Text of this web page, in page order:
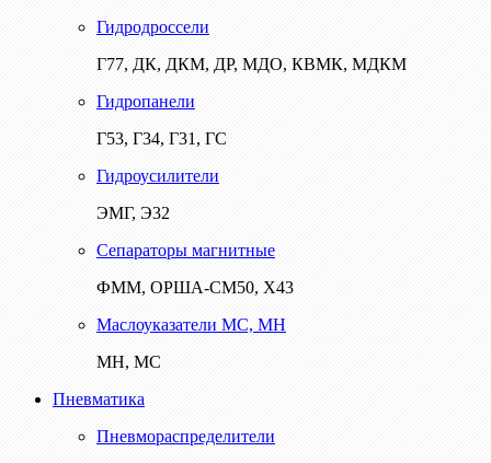
Гидродроссели
Г77, ДК, ДКМ, ДР, МДО, КВМК, МДКМ
Гидропанели
Г53, Г34, Г31, ГС
Гидроусилители
ЭМГ, Э32
Сепараторы магнитные
ФММ, ОРША-СМ50, Х43
Маслоуказатели МС, МН
МН, МС
Пневматика
Пневмораспределители